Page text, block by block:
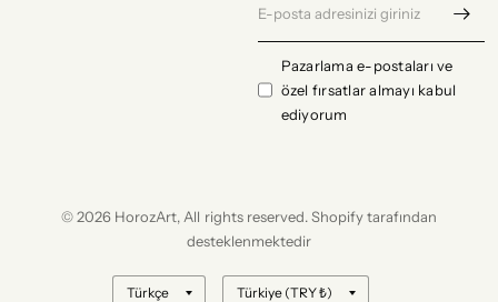
Pazarlama e-postaları ve
özel fırsatlar almayı kabul
ediyorum
© 2026 HorozArt, All rights reserved. Shopify tarafından
desteklenmektedir
Ülke/bölge Ülke/bölge